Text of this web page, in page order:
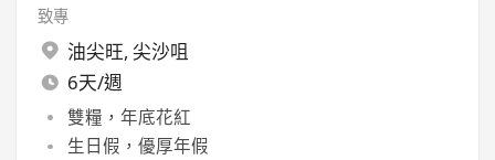
致專
油尖旺, 尖沙咀
6天/週
雙糧，年底花紅
生日假，優厚年假